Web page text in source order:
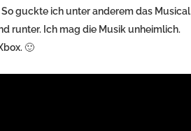
guckte ich unter anderem das Musical
runter. Ich mag die Musik unheimlich.
🙂